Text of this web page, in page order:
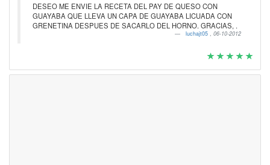
DESEO ME ENVIE LA RECETA DEL PAY DE QUESO CON
GUAYABA QUE LLEVA UN CAPA DE GUAYABA LICUADA CON
GRENETINA DESPUES DE SACARLO DEL HORNO. GRACIAS, .
luchajt05 , 06-10-2012